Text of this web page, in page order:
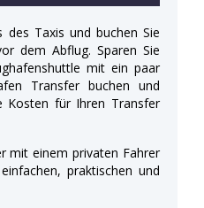
des Taxis und buchen Sie
dem Abflug. Sparen Sie
mit ein paar
Transfer buchen und
Kosten für Ihren Transfer
mit einem privaten Fahrer
praktischen und